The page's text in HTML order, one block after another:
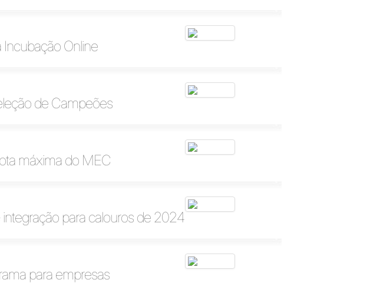
Incubação Online
de Campeões
máxima do MEC
para calouros de 2024
para empresas